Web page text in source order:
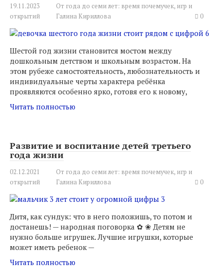
19.11.2023
От года до семи лет: время почемучек, игр и
открытий
Галина Кириллова 0
Шестой год жизни становится мостом между
дошкольным детством и школьным возрастом. На
этом рубеже самостоятельность, любознательность и
индивидуальные черты характера ребёнка
проявляются особенно ярко, готовя его к новому,
Читать полностью
Развитие и воспитание детей третьего
года жизни
02.12.2021
От года до семи лет: время почемучек, игр и
открытий
Галина Кириллова 0
Дитя, как сундук: что в него положишь, то потом и
достанешь! — народная поговорка ✿ ❀ Детям не
нужно больше игрушек. Лучшие игрушки, которые
может иметь ребенок —
Читать полностью